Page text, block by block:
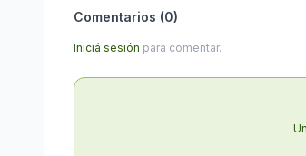
Comentarios (0)
Iniciá sesión para comentar.